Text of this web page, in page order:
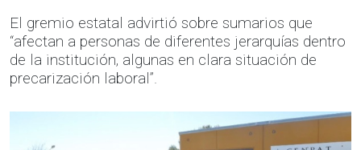
El gremio estatal advirtió sobre sumarios que
“afectan a personas de diferentes jerarquías dentro
de la institución, algunas en clara situación de
precarización laboral”.